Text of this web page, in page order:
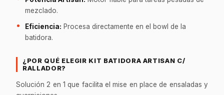
mezclado.
Eficiencia: Procesa directamente en el bowl de la
batidora.
¿POR QUÉ ELEGIR KIT BATIDORA ARTISAN C/
RALLADOR?
Solución 2 en 1 que facilita el mise en place de ensaladas y